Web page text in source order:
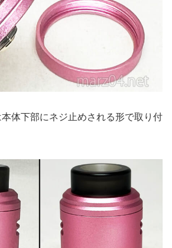
体下部にネジ止めされる形で取り付